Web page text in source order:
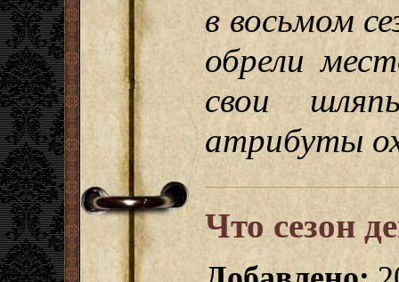
в восьмом
обрели
свои
атрибуты
Что сезон